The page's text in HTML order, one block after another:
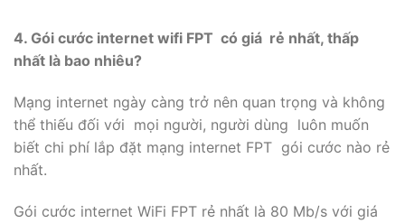
4. Gói cước internet wifi FPT có giá rẻ nhất, thấp
nhất là bao nhiêu?
Mạng internet ngày càng trở nên quan trọng và không
thể thiếu đối với mọi người, người dùng luôn muốn
biết chi phí lắp đặt mạng internet FPT gói cước nào rẻ
nhất.
Gói cước internet WiFi FPT rẻ nhất là 80 Mb/s với giá